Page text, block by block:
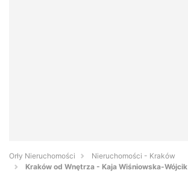
Orły Nieruchomości
Nieruchomości - Kraków
Kraków od Wnętrza - Kaja Wiśniowska-Wójcik